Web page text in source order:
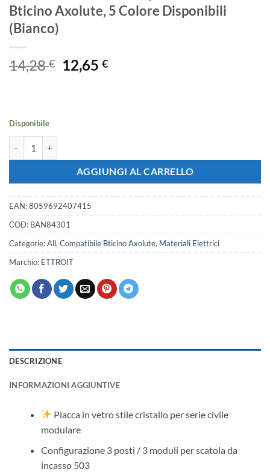
Bticino Axolute, 5 Colore Disponibili
(Bianco)
14,28€
Il
prezzo
12,65€Il
Disponibile
AGGIUNGI AL CARRELLO
EAN:8059692407415
COD: BAN84301
Categorie:All, Compatibile Bticino Axolute, Materiali Elettrici
Marchio: ETTROIT
DESCRIZIONE
INFORMAZIONI AGGIUNTIVE
Placca in vetro stile cristallo per serie civile
modulare
Configurazione 3 posti / 3 moduli per scatola da
incasso 503